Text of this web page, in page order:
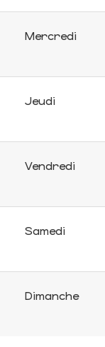
Mercredi
Jeudi
Vendredi
Samedi
Dimanche